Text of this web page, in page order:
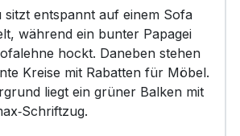
sitzt entspannt auf einem Sofa
während ein bunter Papagei
hockt. Daneben stehen
Kreise mit Rabatten für Möbel.
liegt ein grüner Balken mit